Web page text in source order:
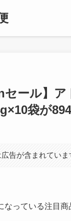
セール】
袋が
告が含まれていま
なっている注目